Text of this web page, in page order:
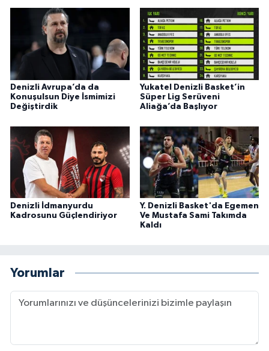
Denizli Avrupa’da da
Konuşulsun Diye İsmimizi
Değiştirdik
Yukatel Denizli Basket’in
Süper Lig Serüveni
Aliağa’da Başlıyor
Denizli İdmanyurdu
Kadrosunu Güçlendiriyor
Y. Denizli Basket'da Egemen
Ve Mustafa Sami Takımda
Kaldı
Yorumlar